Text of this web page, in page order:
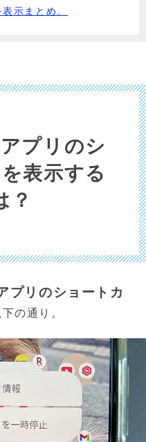
示まとめ。
プリのシ
表示する
？
プリのショートカ
の通り。